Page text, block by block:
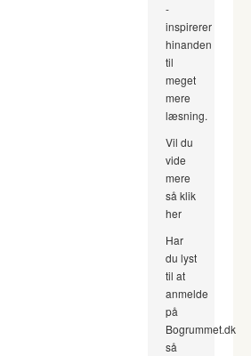
-
inspirerer
hinanden
til
meget
mere
læsning.
Vil du
vide
mere
så klik
her
Har
du lyst
til at
anmelde
på
Bogrummet.dk
så